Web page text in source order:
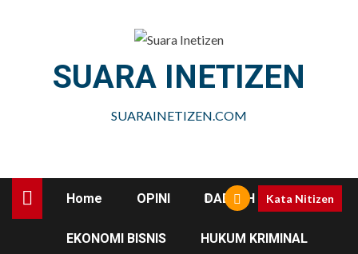
SUARA INETIZEN
SUARAINETIZEN.COM
Home OPINI DAERAH
EKONOMI BISNIS HUKUM KRIMINAL
Kata Nitizen